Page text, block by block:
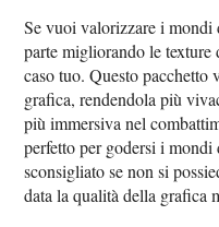
Se vuoi valorizzare i
parte migliorando le
caso tuo. Questo pacchetto
grafica, rendendola più
più immersiva nel
perfetto per godersi i
sconsigliato se non si
data la qualità della grafica